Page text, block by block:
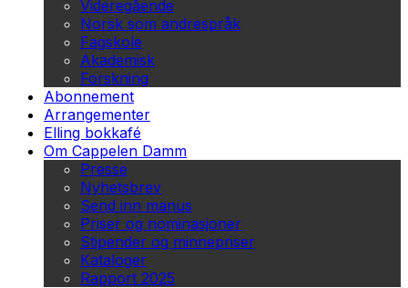
Videregående
Norsk som andrespråk
Fagskole
Akademisk
Forskning
Abonnement
Arrangementer
Elling bokkafé
Om Cappelen Damm
Presse
Nyhetsbrev
Send inn manus
Priser og nominasjoner
Stipender og minnepriser
Kataloger
Rapport 2025